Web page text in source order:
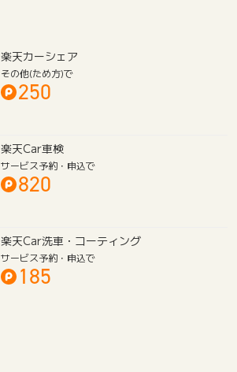
楽天カーシェア
その他(ため方)で
250
楽天Car車検
サービス予約・申込で
820
楽天Car洗車・コーティング
サービス予約・申込で
185